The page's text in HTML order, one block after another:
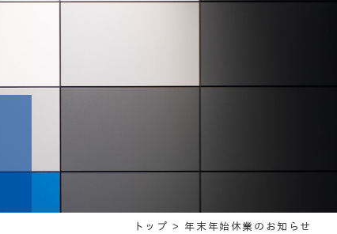
トップ > 年末年始休業のお知らせ